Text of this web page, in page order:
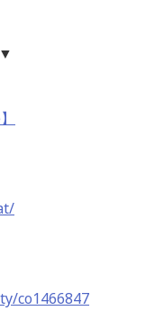
co1466847